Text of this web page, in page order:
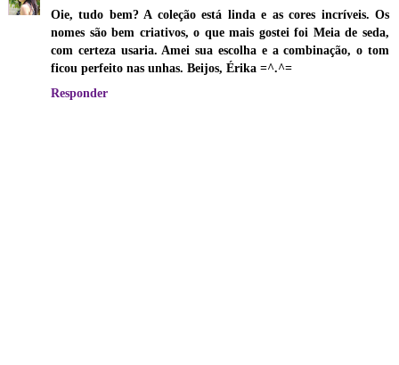
Oie, tudo bem? A coleção está linda e as cores incríveis. Os
nomes são bem criativos, o que mais gostei foi Meia de seda,
com certeza usaria. Amei sua escolha e a combinação, o tom
ficou perfeito nas unhas. Beijos, Érika =^.^=
Responder